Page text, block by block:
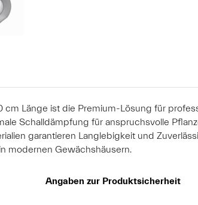
Länge ist die Premium-Lösung für
Schalldämpfung für anspruchsvolle
garantieren Langlebigkeit und
modernen Gewächshäusern.
Angaben zur Produktsicherheit